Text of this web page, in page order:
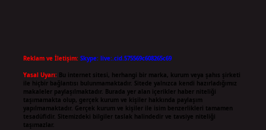
Reklam ve İletişim: Skype: live:.cid.575569c608265c69
Yasal Uyarı: Bu internet sitesi, herhangi bir marka, kurum veya şahıs şirketi
ile hiçbir bağlantısı bulunmamaktadır. Sitede yalnızca kendi hazırladığımız
makaleler paylaşılmaktadır. Burada yer alan içerikler haber niteliği
taşımamakta olup, gerçek kurum ve kişiler hakkında paylaşım
yapılmamaktadır. Gerçek kurum ve kişiler ile isim benzerlikleri tamamen
tesadüfidir. Sitemizdeki bilgiler taslak halindedir ve tavsiye niteliği
taşımazlar.